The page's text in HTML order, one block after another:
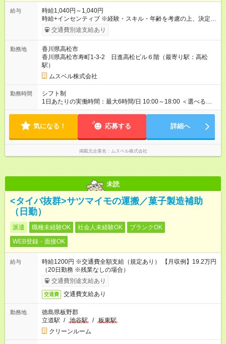
給与
時給1,040円～1,040円
時給+インセンティブ ※経験・スキル・年齢を考慮の上、決定し
ます。 《成果に応じたインセンティブ支給例》 テレアポ未経
験、入社5ヶ月目の女性パートさんが、時給に加えて、月7万円
果・貢献に応じた報酬制度が導入されています。 ※試用期間は3
ヶ月で、その間は有期契約です。そのほかの条件に変更はあり
ません。 【試用期間】試用期間あり 試用期間の長さ：2ヶ月
※ 雇用形態と給与に、本採用時と異なる部分があります。 雇用
形態：中途採用（契約社員） 給与：本採用時と同じです。 ※試
用期間は2ヶ月で、その間は有期契約です。そのほかの条件に変
更はありません。 ※月所定労働時間が110時間未満の方は試用期
交通費別途支給あり
勤務地
香川県高松市
香川県高松市寿町1-3-2 日進高松ビル６階（最寄り駅：高松
駅）
ムスベル株式会社
勤務時間
シフト制
1日あたりの実働時間：最大6時間/日 10:00～18:00 ＜選べるシ
フト＞ (1)10:00～16:00 (2)10:00～17:00 (3)10:00～18:00 ◎
（希望シフト制） ◎原則定時退社／残業はほとんどありませ
気になる！ 応募する 詳細へ
掲載元企業名 ムスベル株式会社
未読
<タイパ抜群>サツマイモの運搬／菓子製造補助
（日勤）
派遣 職種未経験OK 社会人未経験OK
ブランクOK
WEB登録・面接OK
給与
時給1200円 ※交通費全額支給（規定あり） 【月収例】19.2万円
（20日勤務 ※残業なしの場合）
交通費別途支給あり
交通費 交通費支給あり
勤務地
徳島県板野郡
立道駅 / 池谷駅 / 板東駅
クリーンルーム